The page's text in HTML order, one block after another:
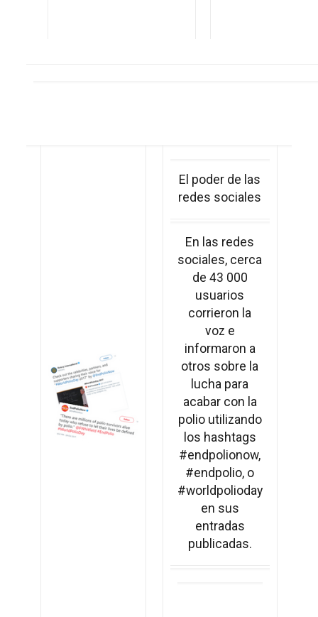
El poder de las
redes sociales
En las redes
sociales, cerca
de 43 000
usuarios
corrieron la
voz e
informaron a
otros sobre la
lucha para
acabar con la
polio utilizando
los hashtags
#endpolionow,
#endpolio, o
#worldpolioday
en sus
entradas
publicadas.